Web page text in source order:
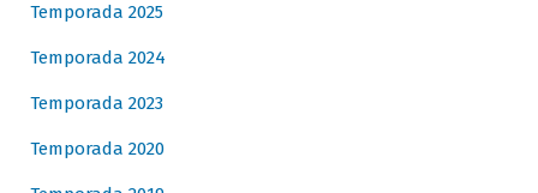
Temporada 2025
Temporada 2024
Temporada 2023
Temporada 2020